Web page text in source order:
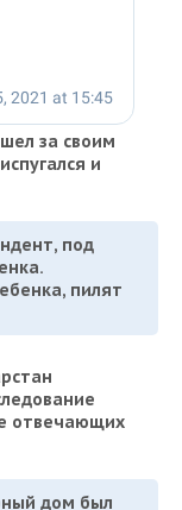
за своим
и
под
пилят
отвечающих
дом был